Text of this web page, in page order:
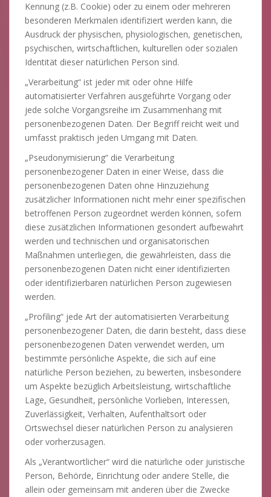
Kennung (z.B. Cookie) oder zu einem oder mehreren
besonderen Merkmalen identifiziert werden kann, die
Ausdruck der physischen, physiologischen, genetischen,
psychischen, wirtschaftlichen, kulturellen oder sozialen
Identität dieser natürlichen Person sind.
„Verarbeitung“ ist jeder mit oder ohne Hilfe
automatisierter Verfahren ausgeführte Vorgang oder
jede solche Vorgangsreihe im Zusammenhang mit
personenbezogenen Daten. Der Begriff reicht weit und
umfasst praktisch jeden Umgang mit Daten.
„Pseudonymisierung“ die Verarbeitung
personenbezogener Daten in einer Weise, dass die
personenbezogenen Daten ohne Hinzuziehung
zusätzlicher Informationen nicht mehr einer spezifischen
betroffenen Person zugeordnet werden können, sofern
diese zusätzlichen Informationen gesondert aufbewahrt
werden und technischen und organisatorischen
Maßnahmen unterliegen, die gewährleisten, dass die
personenbezogenen Daten nicht einer identifizierten
oder identifizierbaren natürlichen Person zugewiesen
werden.
„Profiling“ jede Art der automatisierten Verarbeitung
personenbezogener Daten, die darin besteht, dass diese
personenbezogenen Daten verwendet werden, um
bestimmte persönliche Aspekte, die sich auf eine
natürliche Person beziehen, zu bewerten, insbesondere
um Aspekte bezüglich Arbeitsleistung, wirtschaftliche
Lage, Gesundheit, persönliche Vorlieben, Interessen,
Zuverlässigkeit, Verhalten, Aufenthaltsort oder
Ortswechsel dieser natürlichen Person zu analysieren
oder vorherzusagen.
Als „Verantwortlicher“ wird die natürliche oder juristische
Person, Behörde, Einrichtung oder andere Stelle, die
allein oder gemeinsam mit anderen über die Zwecke